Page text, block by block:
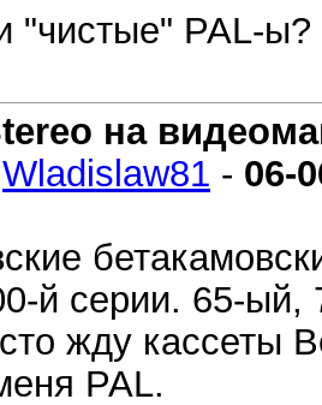
"чистые" PAL-ы?
на
Wladislaw81 - 06-
й серии. 65-
жду кассеты
PAL.